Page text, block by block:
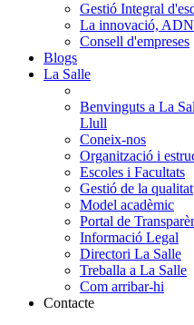
Gestió Integral
La innovació,
Consell d'empreses
Blogs
La Salle
Benvinguts a La
Llull
Coneix-nos
Organització i
Escoles i Facultats
Gestió de la qualitat
Model acadèmic
Portal de
Informació Legal
Directori La Salle
Treballa a La Salle
Com arribar-hi
Contacte